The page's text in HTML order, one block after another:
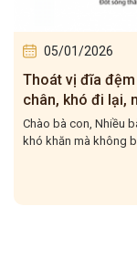
05/01/2026
Thoát vị đĩa
chân, khó đi lại,
lý
Chào bà con, Nhiều
khó khăn mà không